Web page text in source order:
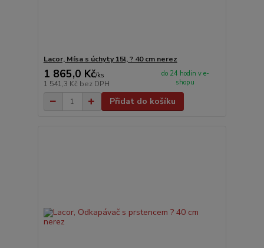
Lacor, Mísa s úchyty 15l, ? 40 cm nerez
1 865,0 Kč/ks
1 541,3 Kč bez DPH
do 24 hodin v e-
shopu
Přidat do košíku